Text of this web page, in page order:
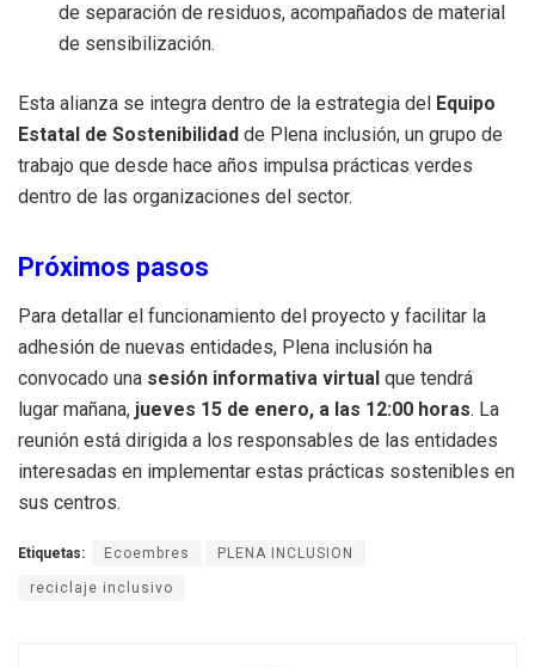
de separación de residuos, acompañados de material
de sensibilización.
Esta alianza se integra dentro de la estrategia del
Equipo
Estatal de Sostenibilidad de Plena inclusión, un grupo de
trabajo que desde hace años impulsa prácticas verdes
dentro de las organizaciones del sector.
Próximos pasos
Para detallar el funcionamiento del proyecto y facilitar la
adhesión de nuevas entidades, Plena inclusión ha
convocado una sesión informativa virtual que tendrá
lugar mañana, jueves 15 de enero, a las 12:00 horas. La
reunión está dirigida a los responsables de las entidades
interesadas en implementar estas prácticas sostenibles en
sus centros.
Etiquetas: Ecoembres PLENA INCLUSION
reciclaje inclusivo